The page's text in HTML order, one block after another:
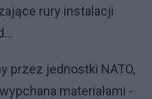
rury instalacji
przez jednostki NATO,
materiałami -